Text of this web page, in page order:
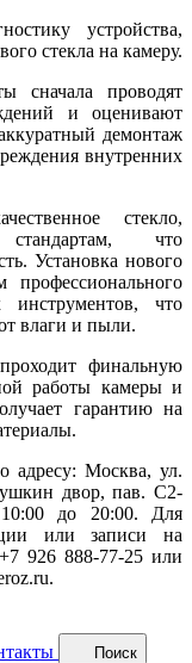
устройства,
стекла на камеру.
сначала проводят
и оценивают
демонтаж
внутренних
стекло,
стандартам, что
Установка нового
профессионального
инструментов, что
влаги и пыли.
финальную
работы камеры и
гарантию на
адресу: Москва, ул.
двор, пав. C2-
до 20:00. Для
или записи на
926 888-77-25 или
Поиск